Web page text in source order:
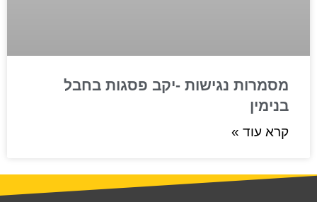
מסמרות נגישות -יקב פסגות בחבל
בנימין
קרא עוד »